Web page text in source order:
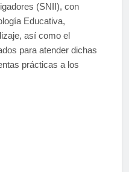
(SNII), con
Educativa,
así como el
para atender dichas
prácticas a los